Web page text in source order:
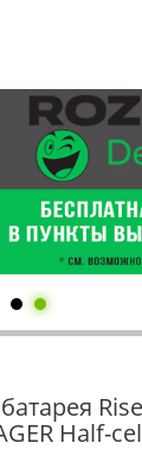
Half-